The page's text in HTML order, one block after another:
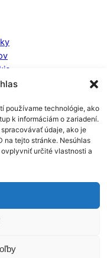
používame technológie, ako
k informáciám o zariadení.
údaje, ako je
na tejto stránke. Nesúhlas
určité vlastnosti a